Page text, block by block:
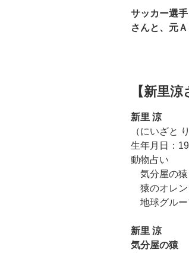
サッカー選
さんと、元
【新里涼
新里 涼
（にいざと
生年月日：
動物占い
気分屋の猿
猿のオレン
地球グルー
新里 涼
気分屋の猿